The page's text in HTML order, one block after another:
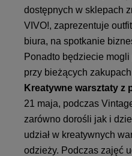
dostępnych w sklepach
VIVO!, zaprezentuje
biura, na spotkanie
Ponadto będziecie
przy bieżących
Kreatywne warsztaty z
21 maja, podczas
zarówno dorośli jak i
udział w kreatywnych
odzieży. Podczas zajęć